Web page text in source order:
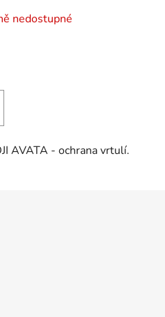
nedostupné
AVATA - ochrana vrtulí.